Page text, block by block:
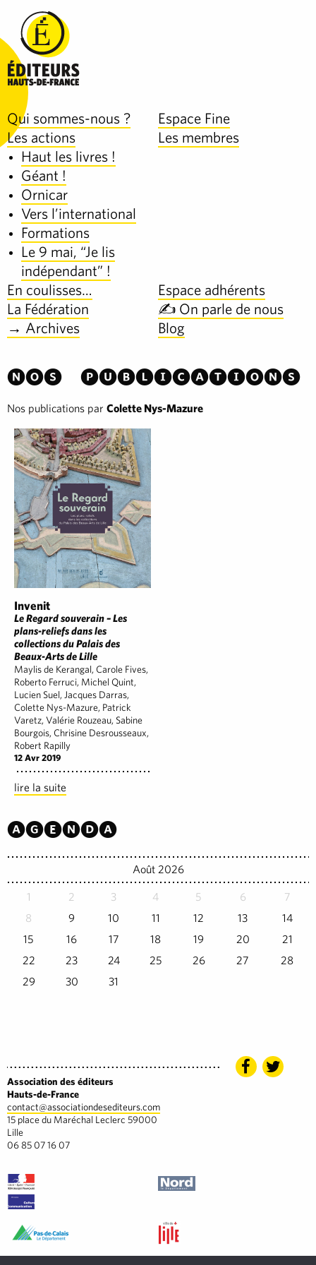
Qui sommes-nous ?
Espace Fine
Les actions
Haut les livres !
Géant !
Ornicar
Vers l’international
Formations
Le 9 mai, “Je lis
indépendant” !
Les membres
En coulisses…
Espace adhérents
La Fédération
✍️ On parle de nous
→ Archives
Blog
Nos publications
Nos publications par Colette Nys-Mazure
Invenit
Le Regard souverain – Les
plans-reliefs dans les
collections du Palais des
Beaux-Arts de Lille
Maylis de Kerangal, Carole Fives,
Roberto Ferruci, Michel Quint,
Lucien Suel, Jacques Darras,
Colette Nys-Mazure, Patrick
Varetz, Valérie Rouzeau, Sabine
Bourgois, Chrisine Desrousseaux,
Robert Rapilly
12 Avr 2019
lire la suite
Agenda
Août 2026
1 2 3 4 5 6
7
8
9 10 11 12 13
14
15
16 17 18 19 20
21
22
23 24 25 26 27
28
29
30 31
Association des éditeurs
Hauts-de-France
contact@associationdesediteurs.com
15 place du Maréchal Leclerc 59000
Lille
06 85 07 16 07